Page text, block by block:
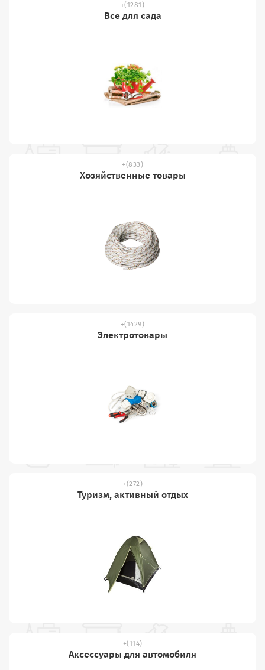
(1281)
Все для сада
(833)
Хозяйственные товары
(1429)
Электротовары
(272)
Туризм, активный отдых
(114)
Аксессуары для автомобиля